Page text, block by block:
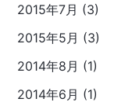
2015年7月 (3)
2015年5月 (3)
2014年8月 (1)
2014年6月 (1)